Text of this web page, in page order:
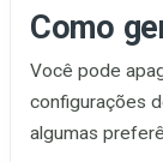
Como
Você pode
configurações
algumas